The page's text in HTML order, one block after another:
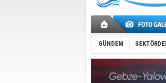
GÜNDEM